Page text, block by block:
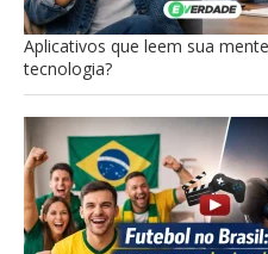
Aplicativos que leem sua
tecnologia?